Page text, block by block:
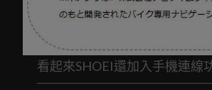
看起來SHOEI還加入手機連線